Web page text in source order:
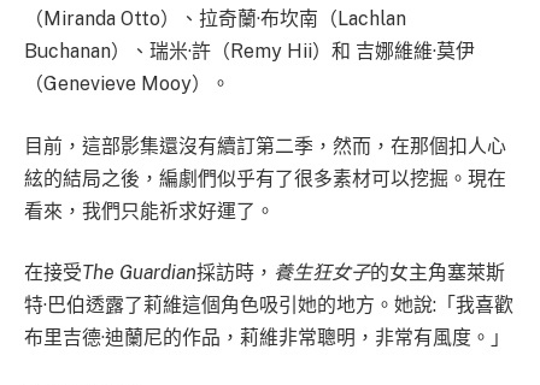
（Miranda Otto）、拉奇蘭·布坎南（Lachlan
Buchanan）、瑞米·許（Remy Hii）和 吉娜維維·莫伊
（Genevieve Mooy）。
目前，這部影集還沒有續訂第二季，然而，在那個扣人心
絃的結局之後，編劇們似乎有了很多素材可以挖掘。現在
看來，我們只能祈求好運了。
在接受The Guardian採訪時， 養生狂女子的女主角塞萊斯
特·巴伯透露了莉維這個角色吸引她的地方。她說:「我喜歡
布里吉德·迪蘭尼的作品，莉維非常聰明，非常有風度。」